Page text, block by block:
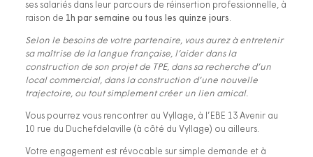
ses salariés dans leur parcours de réinsertion professionnelle, à
raison de 1h par semaine ou tous les quinze jours.
Selon le besoins de votre partenaire, vous aurez à entretenir
sa maîtrise de la langue française, l’aider dans la
construction de son projet de TPE, dans sa recherche d’un
local commercial, dans la construction d’une nouvelle
trajectoire, ou tout simplement créer un lien amical.
Vous pourrez vous rencontrer au Vyllage, à l’EBE 13 Avenir au
10 rue du Duchefdelaville (à côté du Vyllage) ou ailleurs.
Votre engagement est révocable sur simple demande et à